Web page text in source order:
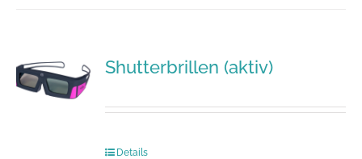
Shutterbrillen (aktiv)
Details